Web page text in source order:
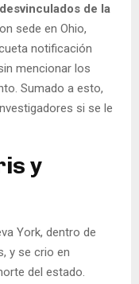
de la
sede en Ohio,
notificación
mencionar los
Sumado a esto,
si se le
y
York, dentro de
y se crio en
del estado.